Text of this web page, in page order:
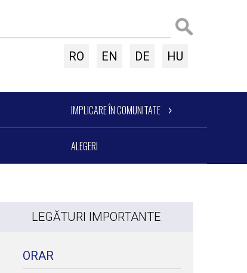
RO EN DE HU
IMPLICARE ÎN COMUNITATE
ALEGERI
LEGĂTURI IMPORTANTE
ORAR